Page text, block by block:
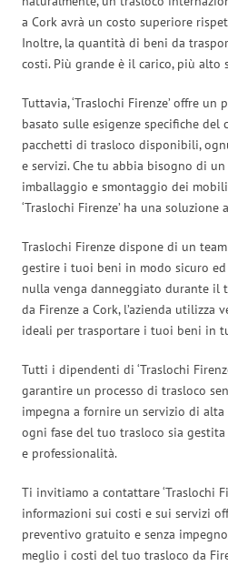
a Cork avrà un costo superiore
Inoltre, la quantità di beni da
costi. Più grande è il carico, più alto
Tuttavia, ‘Traslochi Firenze’ offre
basato sulle esigenze specifiche del
pacchetti di trasloco disponibili,
e servizi. Che tu abbia bisogno di
imballaggio e smontaggio dei
‘Traslochi Firenze’ ha una soluzione
Traslochi Firenze dispone di un
gestire i tuoi beni in modo sicuro ed
nulla venga danneggiato durante il
da Firenze a Cork, l’azienda utilizza
ideali per trasportare i tuoi beni in
Tutti i dipendenti di ‘Traslochi
garantire un processo di trasloco
impegna a fornire un servizio di alta
ogni fase del tuo trasloco sia
e professionalità.
Ti invitiamo a contattare ‘Traslochi
informazioni sui costi e sui servizi
preventivo gratuito e senza
meglio i costi del tuo trasloco da